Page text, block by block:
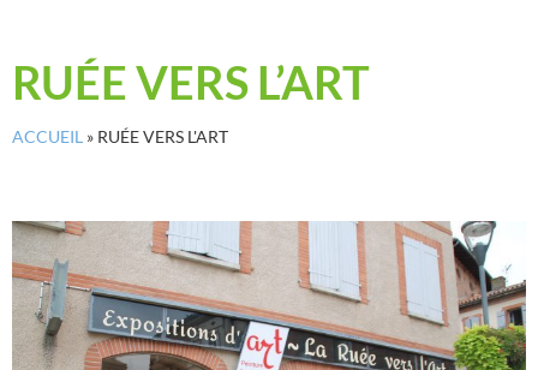
RUÉE VERS L’ART
ACCUEIL » RUÉE VERS L'ART